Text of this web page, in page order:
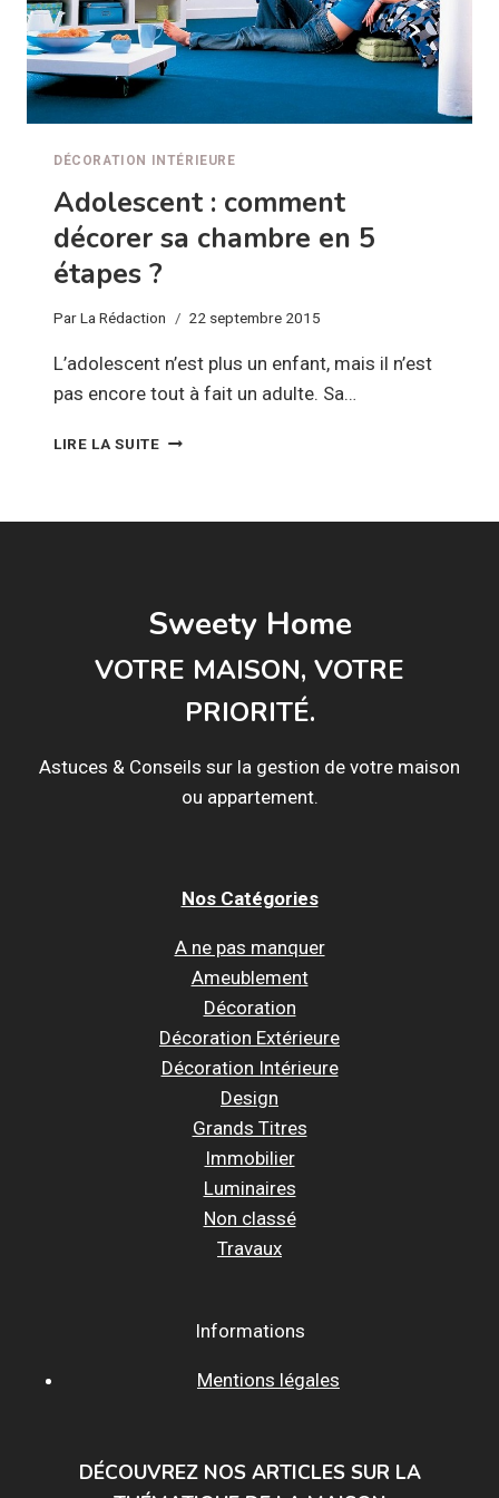
DÉCORATION INTÉRIEURE
Adolescent : comment
décorer sa chambre en 5
étapes ?
ParLa Rédaction 22 septembre 2015
L’adolescent n’est plus un enfant, mais il n’est
pas encore tout à fait un adulte. Sa…
LIRE LA SUITEADOLESCENT
ÉTAPES
Sweety Home
VOTRE MAISON, VOTRE
PRIORITÉ.
Astuces & Conseils sur la gestion de votre maison
ou appartement.
Nos Catégories
A ne pas manquer
Ameublement
Décoration
Décoration Extérieure
Décoration Intérieure
Design
Grands Titres
Immobilier
Luminaires
Non classé
Travaux
Informations
Mentions légales
DÉCOUVREZ NOS ARTICLES SUR LA